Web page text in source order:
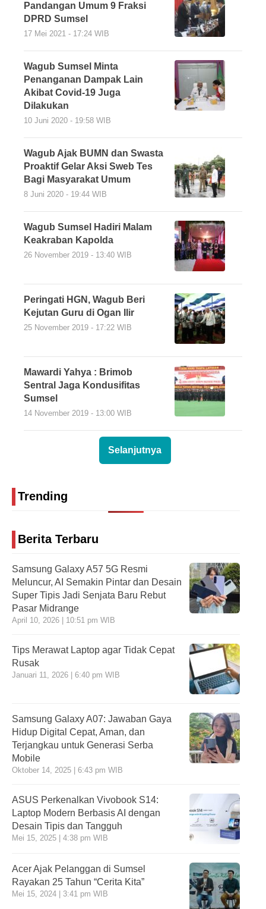
Pandangan Umum 9 Fraksi
DPRD Sumsel
17 Mei 2021 - 17:24 WIB
Wagub Sumsel Minta
Penanganan Dampak Lain
Akibat Covid-19 Juga
Dilakukan
10 Juni 2020 - 19:58 WIB
Wagub Ajak BUMN dan Swasta
Proaktif Gelar Aksi Sweb Tes
Bagi Masyarakat Umum
8 Juni 2020 - 19:44 WIB
Wagub Sumsel Hadiri Malam
Keakraban Kapolda
26 November 2019 - 13:40 WIB
Peringati HGN, Wagub Beri
Kejutan Guru di Ogan Ilir
25 November 2019 - 17:22 WIB
Mawardi Yahya : Brimob
Sentral Jaga Kondusifitas
Sumsel
14 November 2019 - 13:00 WIB
Selanjutnya
Trending
Berita Terbaru
Samsung Galaxy A57 5G Resmi
Meluncur, AI Semakin Pintar dan Desain
Super Tipis Jadi Senjata Baru Rebut
Pasar Midrange
April 10, 2026 | 10:51 pm WIB
Tips Merawat Laptop agar Tidak Cepat
Rusak
Januari 11, 2026 | 6:40 pm WIB
Samsung Galaxy A07: Jawaban Gaya
Hidup Digital Cepat, Aman, dan
Terjangkau untuk Generasi Serba
Mobile
Oktober 14, 2025 | 6:43 pm WIB
ASUS Perkenalkan Vivobook S14:
Laptop Modern Berbasis AI dengan
Desain Tipis dan Tangguh
Mei 15, 2025 | 4:38 pm WIB
Acer Ajak Pelanggan di Sumsel
Rayakan 25 Tahun “Cerita Kita”
Mei 15, 2024 | 3:41 pm WIB